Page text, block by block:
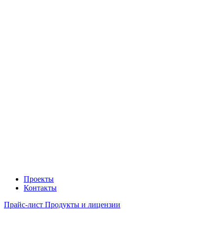
Проекты
Контакты
Прайс-лист Продукты и лицензии